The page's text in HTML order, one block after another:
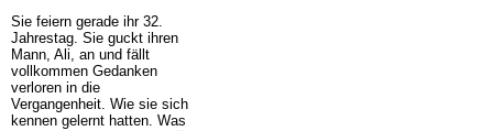
Sie feiern gerade ihr 32.
Jahrestag. Sie guckt ihren
Mann, Ali, an und fällt
vollkommen Gedanken
verloren in die
Vergangenheit. Wie sie sich
kennen gelernt hatten. Was